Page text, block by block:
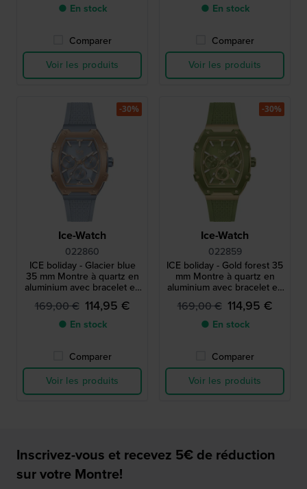
● En stock
Comparer
Voir les produits
● En stock
Comparer
Voir les produits
Ice-Watch
022860
ICE boliday - Glacier blue
35 mm Montre à quartz en
aluminium avec bracelet en
silicone - Taille petite
169,00 € 114,95 €
● En stock
Comparer
Voir les produits
-30%
Ice-Watch
022859
ICE boliday - Gold forest 35
mm Montre à quartz en
aluminium avec bracelet en
silicone - Taille petite
169,00 € 114,95 €
● En stock
Comparer
Voir les produits
-30%
Inscrivez-vous et recevez 5€ de réduction
sur votre Montre!